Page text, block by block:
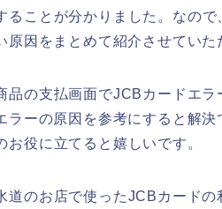
ることが分かりました。なの
因をまとめて紹介させていた
品の支払画面でJCBカードエラ
ーの原因を参考にすると解決
役に立てると嬉しいです。
道のお店で使ったJCBカード